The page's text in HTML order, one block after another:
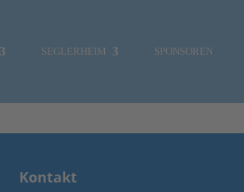
SEGLERHEIM SPONSOREN
Kontakt